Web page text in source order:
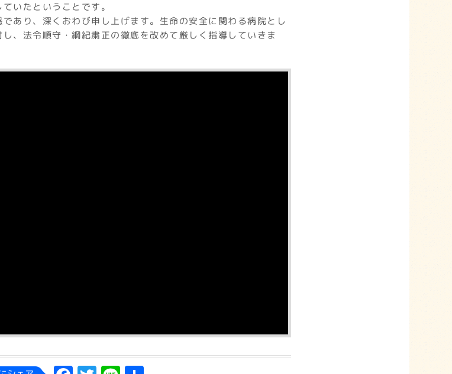
いたということです。
あり、深くおわび申し上げます。生命の安全に関わる病院とし
、法令順守・綱紀粛正の徹底を改めて厳しく指導していきま